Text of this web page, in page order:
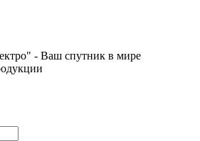
- Ваш спутник в мире